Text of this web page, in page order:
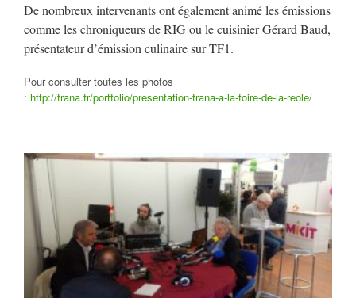
De nombreux intervenants ont également animé les émissions
comme les chroniqueurs de RIG ou le cuisinier Gérard Baud,
présentateur d’émission culinaire sur TF1.
Pour consulter toutes les photos
: http://frana.fr/portfolio/presentation-frana-a-la-foire-de-la-reole/